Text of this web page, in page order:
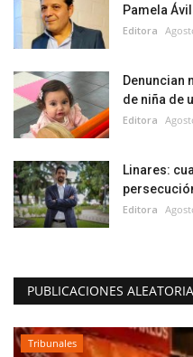
Pamela
Editora
Denuncian
de niña de
Editora
Linares:
Editora
PUBLICACIONES
Tribunales